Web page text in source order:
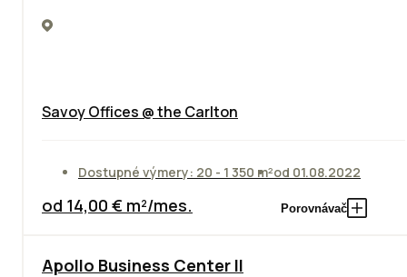
Savoy Offices @ the Carlton
Dostupné výmery: 20 - 1 350 m²od 01.08.2022
od 14,00 € m²/mes. Porovnávač
TOP NOVINKA ODPORÚČAME
Apollo Business Center II